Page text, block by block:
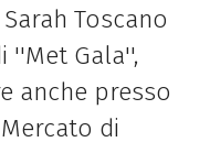
Toscano
''Met Gala'',
anche presso
di